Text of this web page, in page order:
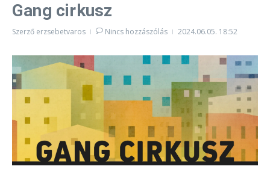
Gang cirkusz
Szerző erzsebetvaros Nincs hozzászólás 2024.06.05. 18:52